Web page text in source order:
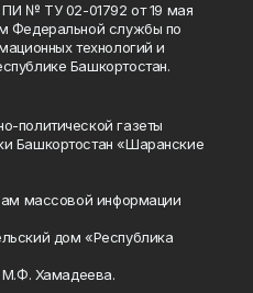
ПИ № ТУ 02-01792 от 19 мая
Федеральной службы по
технологий и
Башкортостан.
политической газеты
Башкортостан «Шаранские
массовой информации
дом «Республика
М.Ф. Хамадеева.